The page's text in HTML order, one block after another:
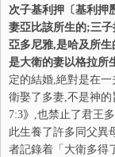
次子基利押〔基利押
妻亞比該所生的;三
亞多尼雅,是哈及所
是大衛的妻以格拉所
定的結婚,絶對是在一
衛娶了多妻,不是神
7:3》 ,也禁止了君王
此生養了許多同父異
者記錄着「大衛多得